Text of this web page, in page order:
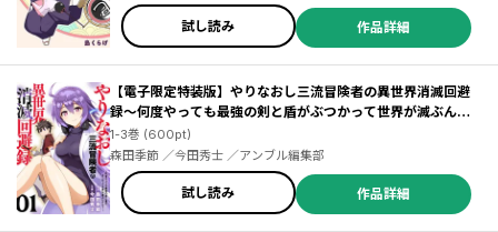
試し読み 作品詳細
【電子限定特装版】やりなおし三流冒険者の異世界消滅回避
録～何度やっても最強の剣と盾がぶつかって世界が滅ぶんだ
が？～
1-3巻 (600pt)
森田季節 ／今田秀士 ／アンブル編集部
試し読み 作品詳細